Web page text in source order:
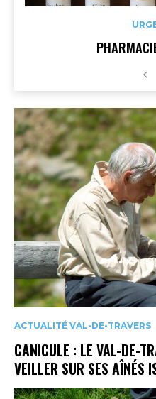
ACTUALITÉ VAL-DE-TRAVERS
CANICULE : LE VAL-DE-
VEILLER SUR SES AÎNÉS